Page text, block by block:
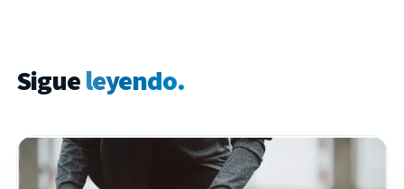
Sigueleyendo.